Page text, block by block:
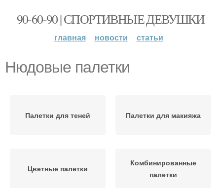
90-60-90 | СПОРТИВНЫЕ ДЕВУШКИ
главная новости статьи
Нюдовые палетки
Палетки для теней Палетки для макияжа
Цветные палетки
Комбинированные
палетки